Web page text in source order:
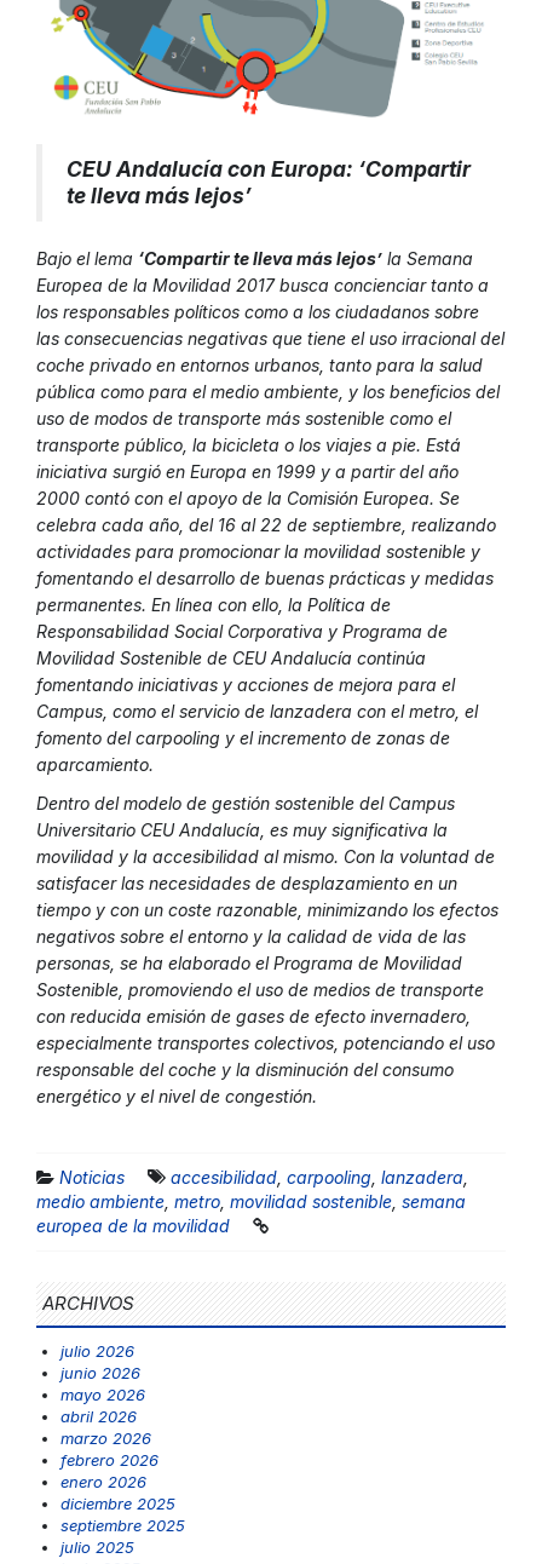
CEU Andalucía con Europa: ‘Compartir
te lleva más lejos’
Bajo el lema ‘Compartir te lleva más lejos’ la Semana
Europea de la Movilidad 2017 busca concienciar tanto a
los responsables políticos como a los ciudadanos sobre
las consecuencias negativas que tiene el uso irracional del
coche privado en entornos urbanos, tanto para la salud
pública como para el medio ambiente, y los beneficios del
uso de modos de transporte más sostenible como el
transporte público, la bicicleta o los viajes a pie. Está
iniciativa surgió en Europa en 1999 y a partir del año
2000 contó con el apoyo de la Comisión Europea. Se
celebra cada año, del 16 al 22 de septiembre, realizando
actividades para promocionar la movilidad sostenible y
fomentando el desarrollo de buenas prácticas y medidas
permanentes. En línea con ello, la Política de
Responsabilidad Social Corporativa y Programa de
Movilidad Sostenible de CEU Andalucía continúa
fomentando iniciativas y acciones de mejora para el
Campus, como el servicio de lanzadera con el metro, el
fomento del carpooling y el incremento de zonas de
aparcamiento.
Dentro del modelo de gestión sostenible del Campus
Universitario CEU Andalucía, es muy significativa la
movilidad y la accesibilidad al mismo. Con la voluntad de
satisfacer las necesidades de desplazamiento en un
tiempo y con un coste razonable, minimizando los efectos
negativos sobre el entorno y la calidad de vida de las
personas, se ha elaborado el Programa de Movilidad
Sostenible, promoviendo el uso de medios de transporte
con reducida emisión de gases de efecto invernadero,
especialmente transportes colectivos, potenciando el uso
responsable del coche y la disminución del consumo
energético y el nivel de congestión.
Noticias accesibilidad carpooling lanzadera
medio ambiente metro movilidad sostenible semana
europea de la movilidad
ARCHIVOS
julio 2026
junio 2026
mayo 2026
abril 2026
marzo 2026
febrero 2026
enero 2026
diciembre 2025
septiembre 2025
julio 2025